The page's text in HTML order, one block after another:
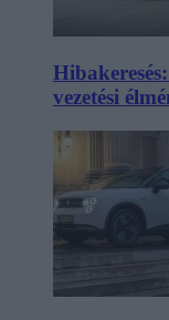
vezetési